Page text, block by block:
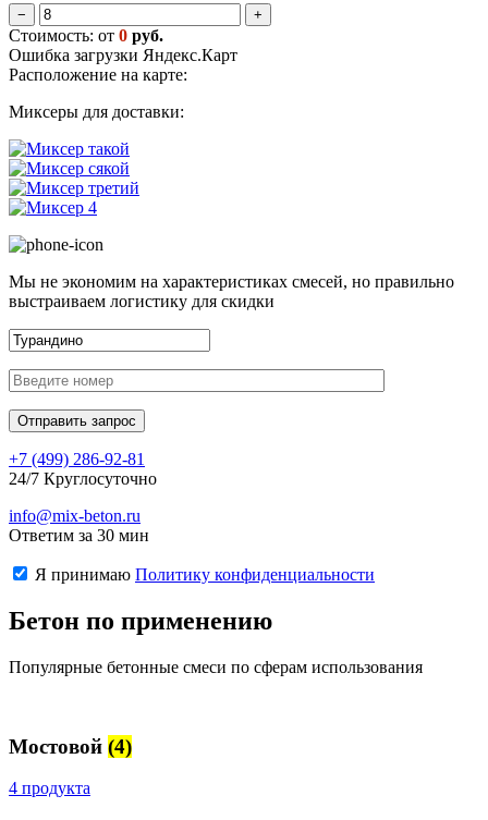
− +
Стоимость: от 0 руб.
Ошибка загрузки Яндекс.Карт
Расположение на карте:
Миксеры для доставки:
Мы не экономим на характеристиках смесей, но правильно
выстраиваем логистику для скидки
+7 (499) 286-92-81
24/7 Круглосуточно
info@mix-beton.ru
Ответим за 30 мин
Я принимаю Политику конфиденциальности
Бетон по применению
Популярные бетонные смеси по сферам использования
Мостовой (4)
4 продукта